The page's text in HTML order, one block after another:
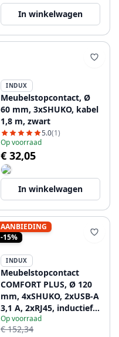
In winkelwagen
INDUX
Meubelstopcontact, Ø
60 mm, 3xSHUKO, kabel
1,8 m, zwart
5.0(1)
Op voorraad
€ 32,05
In winkelwagen
AANBIEDING
-15%
INDUX
Meubelstopcontact
COMFORT PLUS, Ø 120
mm, 4xSHUKO, 2xUSB-A
3,1 A, 2xRJ45, inductief
oplaadapparaat 5 W,
kabel 1,5 m, zwart
Op voorraad
€ 152,34